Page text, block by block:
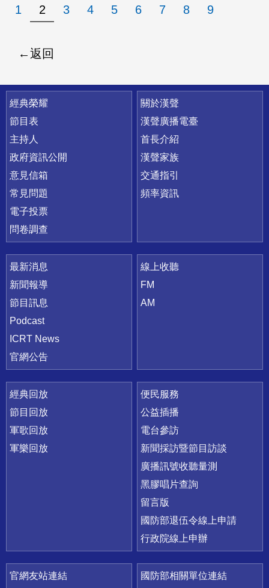
1 2 3 4 5 6 7 8 9
返回
快速連結
經典榮耀
節目表
主持人
政府資訊公開
意見信箱
常見問題
電子投票
問卷調查
關於漢聲
漢聲廣播電臺
首長介紹
漢聲家族
交通指引
頻率資訊
最新消息
新聞報導
節目訊息
Podcast
ICRT News
官網公告
線上收聽
FM
AM
經典回放
節目回放
軍歌回放
軍樂回放
便民服務
公益插播
電台參訪
新聞採訪暨節目訪談
廣播訊號收聽量測
黑膠唱片查詢
留言版
國防部退伍令線上申請
行政院線上申辦
官網友站連結
國防部相關單位連結